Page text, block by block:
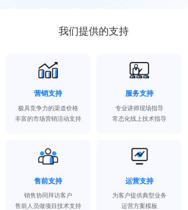
我们提供的支持
营销支持
极具竞争力的渠道价格
丰富的市场营销活动支持
服务支持
专业讲师现场指导
常态化线上技术指导
售前支持
销售协同拜访客户
售前人员做项目技术支持
运营支持
为客户提供典型业务
运营方案模板